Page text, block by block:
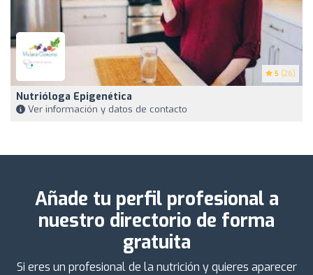
5 (26)
Nutrióloga Epigenética
Ver información y datos de contacto
Añade tu perfil profesional a
nuestro directorio de forma
gratuita
Si eres un profesional de la nutrición y quieres aparecer